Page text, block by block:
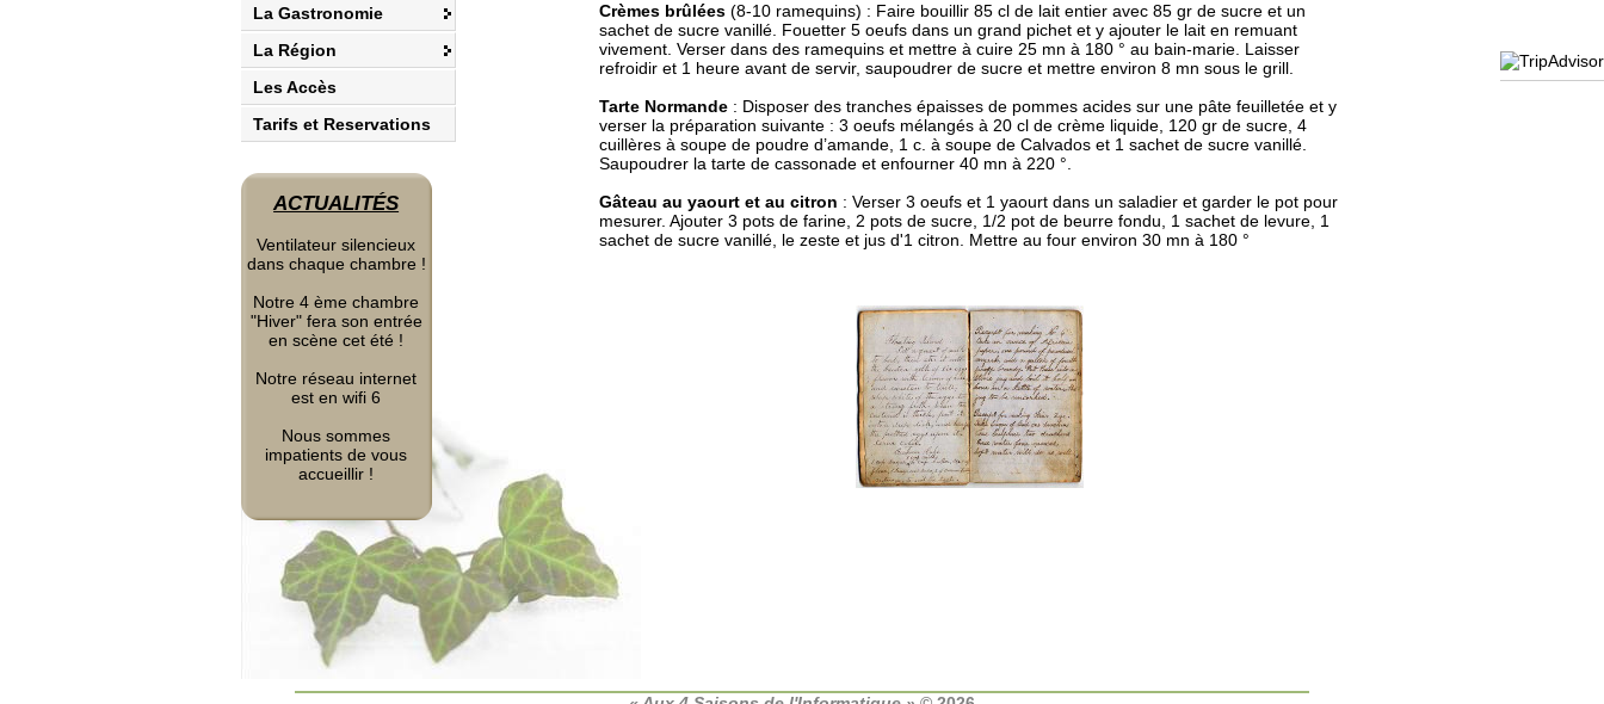
La Gastronomie
La Région
Les Accès
Tarifs et Reservations
ACTUALITÉS
Ventilateur silencieux
dans chaque chambre !
Notre 4 ème chambre
"Hiver" fera son entrée
en scène cet été !
Notre réseau internet
est en wifi 6
Nous sommes
impatients de vous
accueillir !
Crèmes brûlées(8-10 ramequins) : Faire bouillir 85 cl de lait entier avec 85 gr de sucre et un
sachet de sucre vanillé. Fouetter 5 oeufs dans un grand pichet et y ajouter le lait en remuant
vivement. Verser dans des ramequins et mettre à cuire 25 mn à 180 ° au bain-marie. Laisser
refroidir et 1 heure avant de servir, saupoudrer de sucre et mettre environ 8 mn sous le grill.
Tarte Normande: Disposer des tranches épaisses de pommes acides sur une pâte feuilletée et y
verser la préparation suivante : 3 oeufs mélangés à 20 cl de crème liquide, 120 gr de sucre, 4
cuillères à soupe de poudre d’amande, 1 c. à soupe de Calvados et 1 sachet de sucre vanillé.
Saupoudrer la tarte de cassonade et enfourner 40 mn à 220 °.
Gâteau au yaourt et au citron : Verser 3 oeufs et 1 yaourt dans un saladier et garder le pot pour
mesurer. Ajouter 3 pots de farine, 2 pots de sucre, 1/2 pot de beurre fondu, 1 sachet de levure, 1
sachet de sucre vanillé, le zeste et jus d'1 citron. Mettre au four environ 30 mn à 180 °